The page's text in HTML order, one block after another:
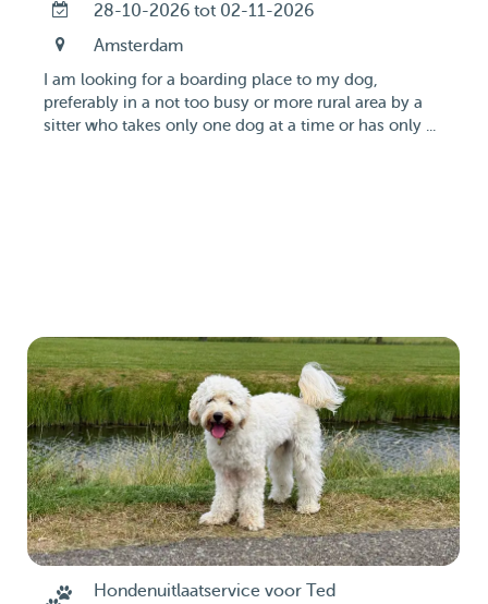
28-10-2026 tot 02-11-2026
Amsterdam
I am looking for a boarding place to my dog,
preferably in a not too busy or more rural area by a
sitter who takes only one dog at a time or has only ...
Hondenuitlaatservice voor Ted